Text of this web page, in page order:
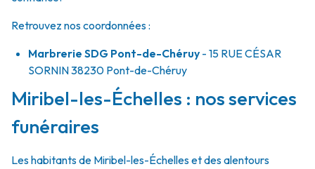
Retrouvez nos coordonnées :
Marbrerie SDG Pont-de-Chéruy - 15 RUE CÉSAR
SORNIN38230 Pont-de-Chéruy
Miribel-les-Échelles : nos services
funéraires
Les habitants de Miribel-les-Échelles et des alentours